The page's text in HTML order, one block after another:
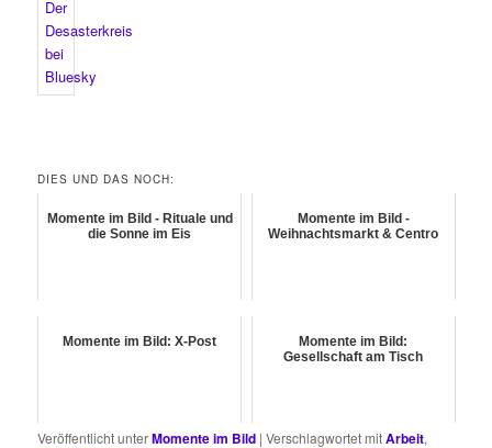
DIES UND DAS NOCH:
Momente im Bild - Rituale und
die Sonne im Eis
Momente im Bild -
Weihnachtsmarkt & Centro
Momente im Bild: X-Post
Momente im Bild:
Gesellschaft am Tisch
Veröffentlicht unterMomente im Bild |Verschlagwortet mitArbeit,